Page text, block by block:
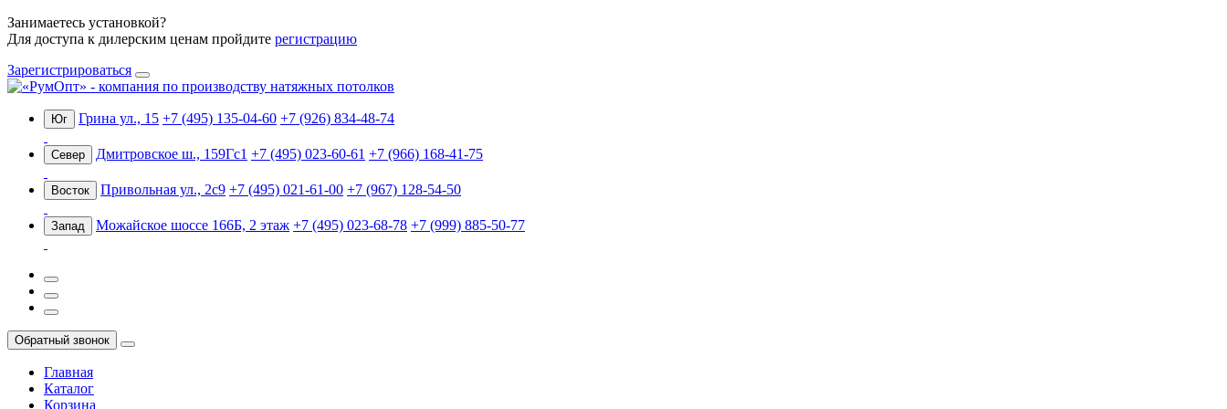
Занимаетесь установкой?
Для доступа к дилерским ценам пройдите регистрацию
Зарегистрироваться
Юг Грина ул., 15 +7 (495) 135-04-60 +7 (926) 834-48-74
Север Дмитровское ш., 159Гс1 +7 (495) 023-60-61 +7 (966) 168-41-75
Восток Привольная ул., 2с9 +7 (495) 021-61-00 +7 (967) 128-54-50
Запад Можайское шоссе 166Б, 2 этаж +7 (495) 023-68-78 +7 (999) 885-50-77
Обратный звонок
Главная
Каталог
Корзина